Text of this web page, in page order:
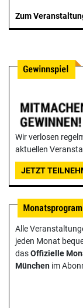
Zum
Wir verlosen
aktuellen
JETZT
Alle
jeden Monat
dasOffizielle
München im